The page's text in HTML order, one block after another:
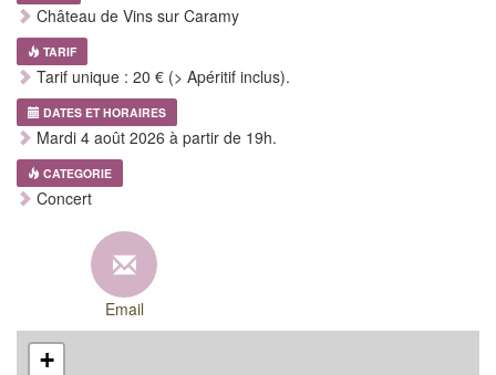
Château de Vins sur Caramy
TARIF
Tarif unique : 20 € (> Apéritif inclus).
DATES ET HORAIRES
Mardi 4 août 2026 à partir de 19h.
CATEGORIE
Concert
Email
+